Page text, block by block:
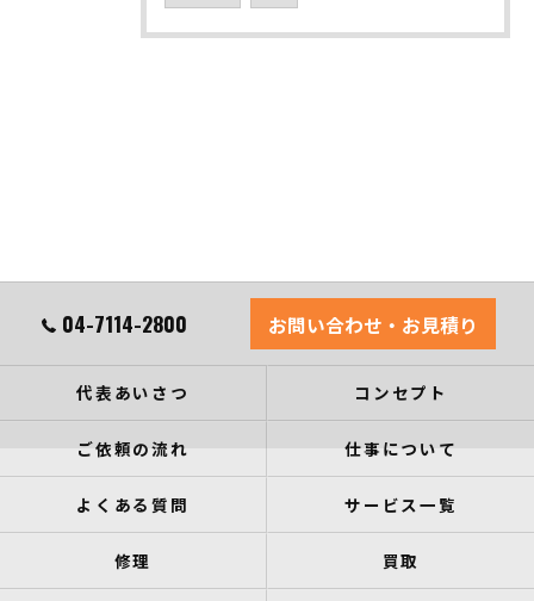
04-7114-2800 お問い合わせ・お見積り
代表あいさつ コンセプト
ご依頼の流れ 仕事について
よくある質問 サービス一覧
修理 買取